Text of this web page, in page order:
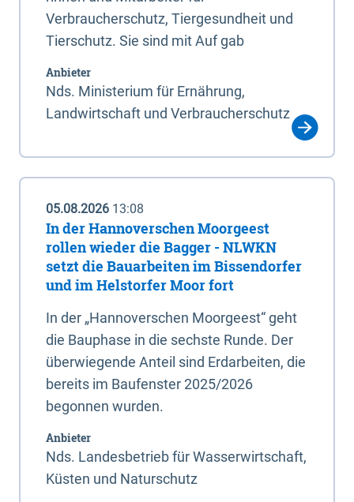
Verbraucherschutz, Tiergesundheit und
Tierschutz. Sie sind mit Auf gab
Anbieter
Nds. Ministerium für Ernährung,
Landwirtschaft und Verbraucherschutz
05.08.2026 13:08
In der Hannoverschen Moorgeest
rollen wieder die Bagger - NLWKN
setzt die Bauarbeiten im Bissendorfer
und im Helstorfer Moor fort
In der „Hannoverschen Moorgeest“ geht
die Bauphase in die sechste Runde. Der
überwiegende Anteil sind Erdarbeiten, die
bereits im Baufenster 2025/2026
begonnen wurden.
Anbieter
Nds. Landesbetrieb für Wasserwirtschaft,
Küsten und Naturschutz